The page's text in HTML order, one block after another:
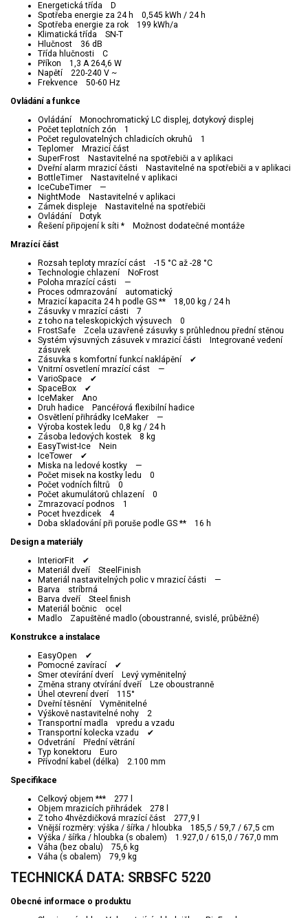
Energetická třída D
Spotřeba energie za 24 h 0,545 kWh / 24 h
Spotřeba energie za rok 199 kWh/a
Klimatická třída SN-T
Hlučnost 36 dB
Třída hlučnosti C
Příkon 1,3 A 264,6 W
Napětí 220-240 V ~
Frekvence 50-60 Hz
Ovládání a funkce
Ovládání Monochromatický LC displej, dotykový displej
Počet teplotních zón 1
Počet regulovatelných chladicích okruhů 1
Teplomer Mrazicí část
SuperFrost Nastavitelné na spotřebiči a v aplikaci
Dveřní alarm mrazicí části Nastavitelné na spotřebiči a v aplikaci
BottleTimer Nastavitelné v aplikaci
IceCubeTimer —
NightMode Nastavitelné v aplikaci
Zámek displeje Nastavitelné na spotřebiči
Ovládání Dotyk
Řešení připojení k síti * Možnost dodatečné montáže
Mrazící část
Rozsah teploty mrazící cást -15 °C až -28 °C
Technologie chlazení NoFrost
Poloha mrazící cásti —
Proces odmrazování automatický
Mrazicí kapacita 24 h podle GS ** 18,00 kg / 24 h
Zásuvky v mrazící cásti 7
z toho na teleskopických výsuvech 0
FrostSafe Zcela uzavřené zásuvky s průhlednou přední stěnou
Systém výsuvných zásuvek v mrazicí části Integrované vedení
zásuvek
Zásuvka s komfortní funkcí naklápění ✔
Vnitrní osvetlení mrazící cást —
VarioSpace ✔
SpaceBox ✔
IceMaker Ano
Druh hadice Pancéřová flexibilní hadice
Osvětlení přihrádky IceMaker —
Výroba kostek ledu 0,8 kg / 24 h
Zásoba ledových kostek 8 kg
EasyTwist-Ice Nein
IceTower ✔
Miska na ledové kostky —
Počet misek na kostky ledu 0
Počet vodních filtrů 0
Počet akumulátorů chlazení 0
Zmrazovací podnos 1
Pocet hvezdicek 4
Doba skladování při poruše podle GS ** 16 h
Design a materiály
InteriorFit ✔
Materiál dveří SteelFinish
Materiál nastavitelných polic v mrazicí části —
Barva stríbrná
Barva dveří Steel finish
Materiál bočnic ocel
Madlo Zapuštěné madlo (oboustranné, svislé, průběžné)
Konstrukce a instalace
EasyOpen ✔
Pomocné zavírací ✔
Smer otevírání dverí Levý vyměnitelný
Změna strany otvírání dveří Lze oboustranně
Úhel otevrení dverí 115°
Dveřní těsnění Vyměnitelné
Výškově nastavitelné nohy 2
Transportní madla vpredu a vzadu
Transportní kolecka vzadu ✔
Odvetrání Přední větrání
Typ konektoru Euro
Přívodní kabel (délka) 2.100 mm
Specifikace
Celkový objem *** 277 l
Objem mrazicích přihrádek 278 l
Z toho 4hvězdičková mrazící část 277,9 l
Vnější rozměry: výška / šířka / hloubka 185,5 / 59,7 / 67,5 cm
Výška / šířka / hloubka (s obalem) 1.927,0 / 615,0 / 767,0 mm
Váha (bez obalu) 75,6 kg
Váha (s obalem) 79,9 kg
TECHNICKÁ DATA: SRBSFC 5220
Obecné informace o produktu